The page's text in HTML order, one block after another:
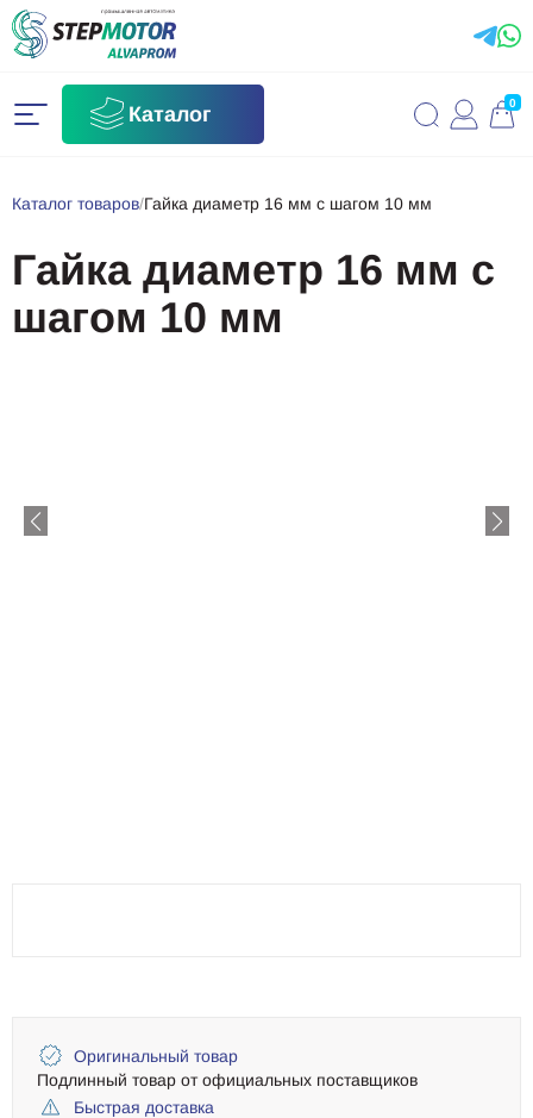
Каталог 0
Каталог товаров/Гайка диаметр 16 мм с шагом 10 мм
Гайка диаметр 16 мм с
шагом 10 мм
Оригинальный товар
Подлинный товар от официальных поставщиков
Быстрая доставка